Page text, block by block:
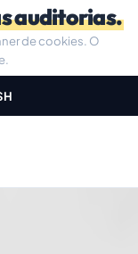
auditorias.
de cookies. O